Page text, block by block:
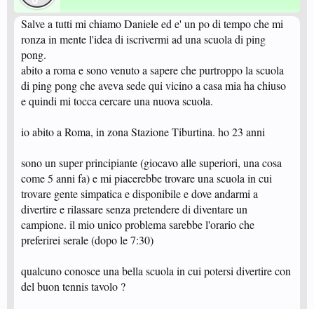
Salve a tutti mi chiamo Daniele ed e' un po di tempo che mi
ronza in mente l'idea di iscrivermi ad una scuola di ping
pong.
abito a roma e sono venuto a sapere che purtroppo la scuola
di ping pong che aveva sede qui vicino a casa mia ha chiuso
e quindi mi tocca cercare una nuova scuola.
io abito a Roma, in zona Stazione Tiburtina. ho 23 anni
sono un super principiante (giocavo alle superiori, una cosa
come 5 anni fa) e mi piacerebbe trovare una scuola in cui
trovare gente simpatica e disponibile e dove andarmi a
divertire e rilassare senza pretendere di diventare un
campione. il mio unico problema sarebbe l'orario che
preferirei serale (dopo le 7:30)
qualcuno conosce una bella scuola in cui potersi divertire con
del buon tennis tavolo ?